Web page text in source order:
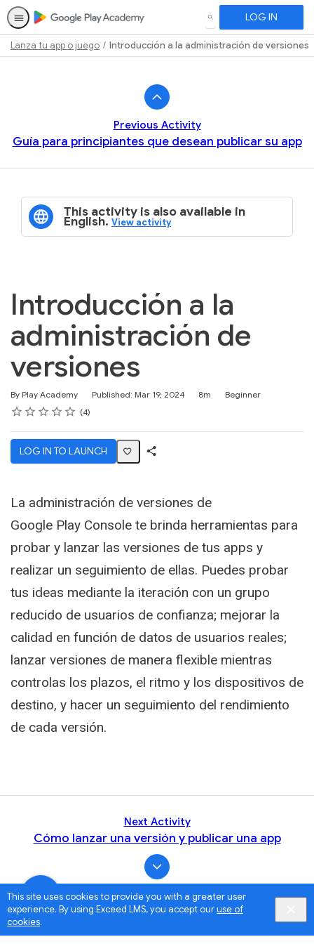
This site uses cookies to provide you with a greater user
experience. By using Exceed LMS, you accept ouruse of
cookies.
SEARCH LOG IN
Lanza tu app o juego Introducción a la administración de versiones
Previous Activity
Guía para principiantes que desean publicar su app
This activity is also available in
English.View activity
Introducción a la
administración de
versiones
By Play Academy Published: Mar 19, 2024
Duration 8m
Difficulty
Beginner
Rating
1 star
2 stars
3 stars
4 stars
5 stars
Average rating: 5.0 4
4 reviews
LOG IN TO LAUNCH
La administración de versiones de
Google Play Console te brinda herramientas para
probar y lanzar las versiones de tus apps y
realizar un seguimiento de ellas. Puedes probar
tus ideas mediante la iteración con un grupo
reducido de usuarios de confianza; mejorar la
calidad en función de datos de usuarios reales;
lanzar versiones de manera flexible mientras
controlas los plazos, el ritmo y los dispositivos de
destino, y hacer un seguimiento del rendimiento
de cada versión.
Next Activity
Cómo lanzar una versión y publicar una app